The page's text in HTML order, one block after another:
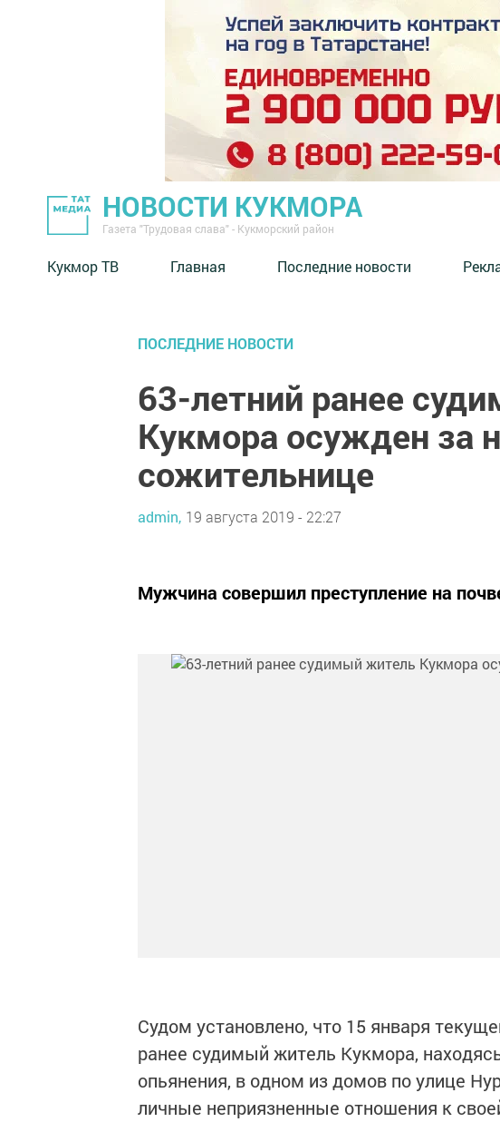
НОВОСТИ КУКМОРА
Газета "Трудовая слава" - Кукморский район
Кукмор ТВ Главная Последние новости
ПОСЛЕДНИЕ НОВОСТИ
63-летний ранее
Кукмора осужден за
сожительнице
admin, 19 августа 2019 - 22:27
Мужчина совершил преступление на
Судом установлено, что 15 января
ранее судимый житель Кукмора,
опьянения, в одном из домов по улице
личные неприязненные отношения к